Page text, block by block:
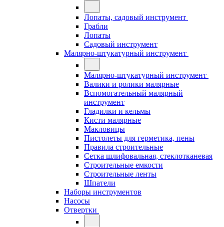
Лопаты, садовый инструмент
Грабли
Лопаты
Садовый инструмент
Малярно-штукатурный инструмент
Малярно-штукатурный инструмент
Валики и ролики малярные
Вспомогательный малярный
инструмент
Гладилки и кельмы
Кисти малярные
Макловицы
Пистолеты для герметика, пены
Правила строительные
Сетка шлифовальная, стеклотканевая
Строительные емкости
Строительные ленты
Шпатели
Наборы инструментов
Насосы
Отвертки